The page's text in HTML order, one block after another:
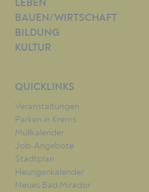
LEBEN
BAUEN/WIRTSCHAFT
BILDUNG
KULTUR
QUICKLINKS
Veranstaltungen
Parken in Krems
Müllkalender
Job-Angebote
Stadtplan
Heurigenkalender
Neues Bad Mirador